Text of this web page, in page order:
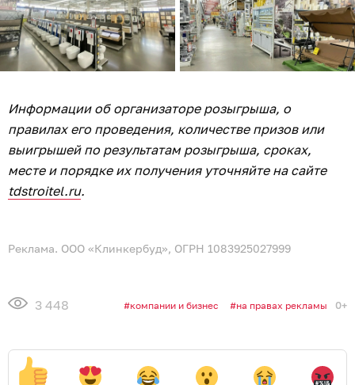
Информации об организаторе розыгрыша, о
правилах его проведения, количестве призов или
выигрышей по результатам розыгрыша, сроках,
месте и порядке их получения уточняйте на сайте
tdstroitel.ru.
Реклама. ООО «Клинкербуд», ОГРН 1083925027999
3 448 компании и бизнес на правах рекламы 0+